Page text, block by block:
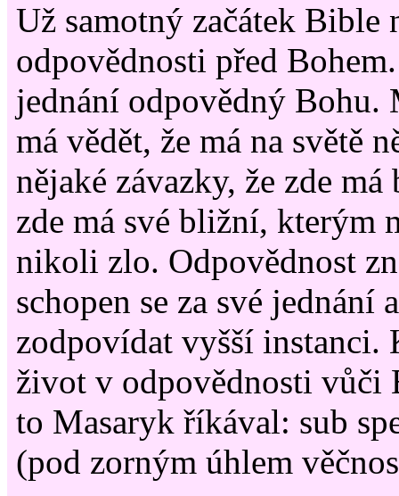
Už samotný začátek Bible
odpovědnosti před
jednání odpovědný Bohu.
má vědět, že má na světě
nějaké závazky, že zde má
zde má své bližní, kterým
nikoli zlo. Odpovědnost
schopen se za své jednání
zodpovídat vyšší instanci.
život v odpovědnosti vůči
to Masaryk říkával: sub
(pod zorným úhlem